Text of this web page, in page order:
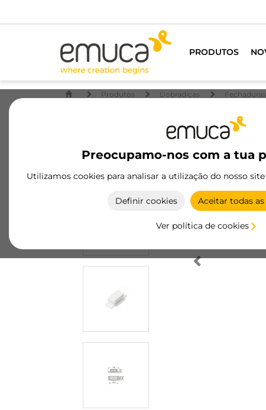
PRODUTOS
Preocupamo-nos com a tua
Utilizamos cookies para analisar a utilização do nosso
Definir cookies Aceitar todas
Ver política de cookies
Produtos Dobradiças